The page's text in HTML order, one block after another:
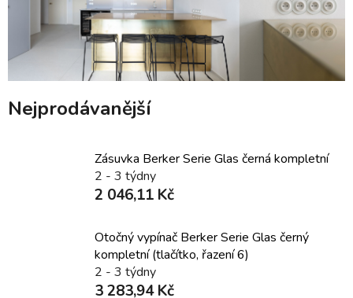
Nejprodávanější
Zásuvka Berker Serie Glas černá kompletní
2 - 3 týdny
2 046,11 Kč
Otočný vypínač Berker Serie Glas černý
kompletní (tlačítko, řazení 6)
2 - 3 týdny
3 283,94 Kč